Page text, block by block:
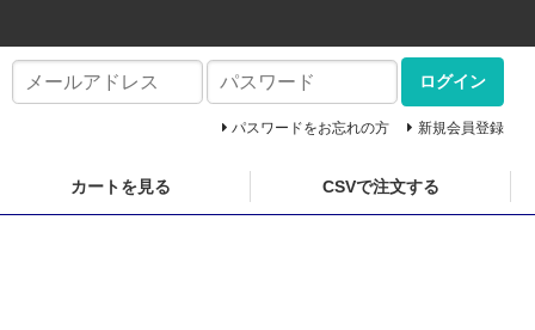
ログイン
パスワードをお忘れの方 新規会員登録
カートを見る CSVで注文する